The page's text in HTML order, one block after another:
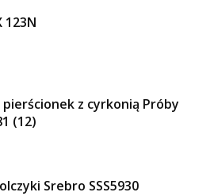
123N
pierścionek z cyrkonią Próby
(12)
Srebro SSS5930